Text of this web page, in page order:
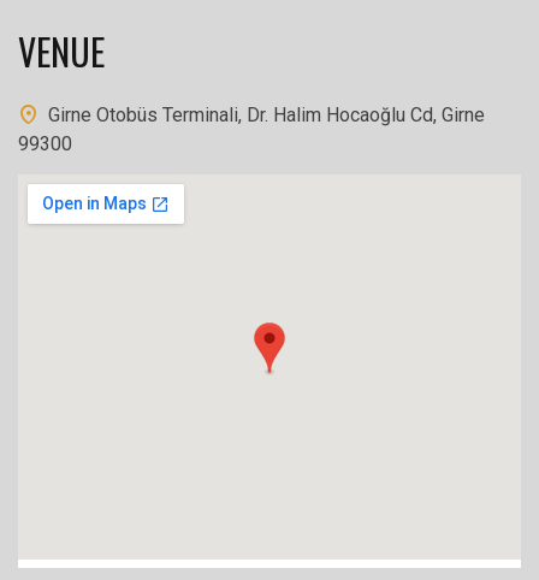
VENUE
Girne Otobüs Terminali, Dr. Halim Hocaoğlu Cd, Girne
99300